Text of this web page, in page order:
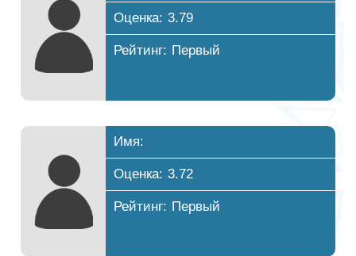
Оценка: 3.79
Рейтинг: Первый
Имя:
Оценка: 3.72
Рейтинг: Первый